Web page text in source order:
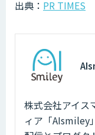
出典： PR TIMES
株式会社アイス
ィア「AIsmiley